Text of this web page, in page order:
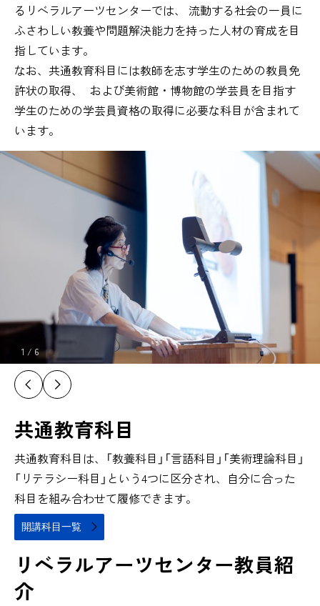
るリベラルアーツセンターでは、 流動する社会の一員に
ふさわしい教養や問題解決能力を持った人材の育成を目
指しています。
なお、共通教育科目には教師を志す学生のための教員免
許状の取得、 および美術館・博物館の学芸員を目指す
学生のための学芸員資格の取得に必要な科目が含まれて
います。
1 / 6
共通教育科目
共通教育科目は、「教養科目」「言語科目」「美術理論科目」
「リテラシー科目」という4つに区分され、自分に合った
科目を組み合わせて履修できます。
開講科目一覧
リベラルアーツセンター教員紹
介